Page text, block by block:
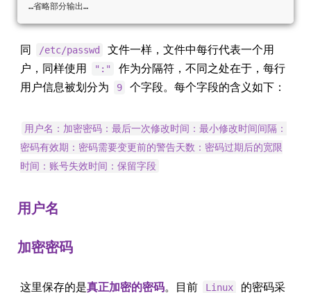
…省略部分输出…
同 /etc/passwd
文件一样，文件中每行代表一个用
户，同样使用
":"
作为分隔符，不同之处在于，每行
用户信息被划分为
9 个字段。每个字段的含义如下：
用户名：加密密码：最后一次修改时间：最小修改时间间隔：
密码有效期：密码需要变更前的警告天数：密码过期后的宽限
时间：账号失效时间：保留字段
用户名
加密密码
这里保存的是真正加密的密码。目前 Linux
的密码采